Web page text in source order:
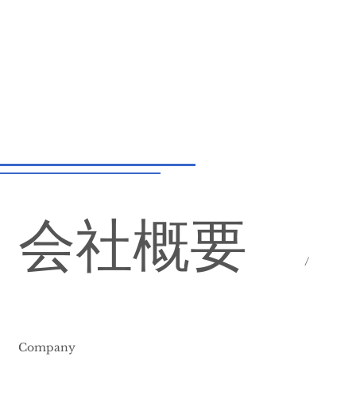
会社概要 /
Company